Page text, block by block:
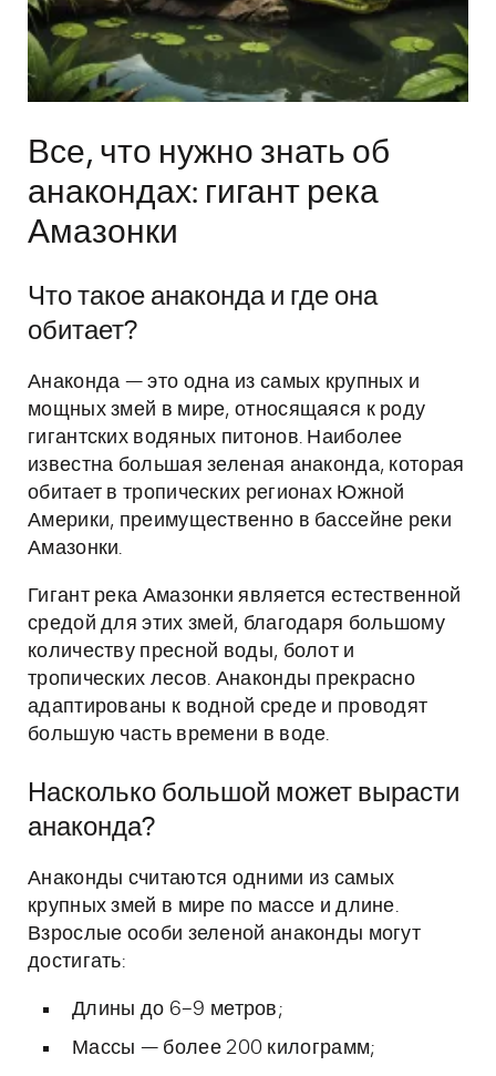
Все, что нужно знать об
анакондах: гигант река
Амазонки
Что такое анаконда и где она
обитает?
Анаконда — это одна из самых крупных и
мощных змей в мире, относящаяся к роду
гигантских водяных питонов. Наиболее
известна большая зеленая анаконда, которая
обитает в тропических регионах Южной
Америки, преимущественно в бассейне реки
Амазонки.
Гигант река Амазонки является естественной
средой для этих змей, благодаря большому
количеству пресной воды, болот и
тропических лесов. Анаконды прекрасно
адаптированы к водной среде и проводят
большую часть времени в воде.
Насколько большой может вырасти
анаконда?
Анаконды считаются одними из самых
крупных змей в мире по массе и длине.
Взрослые особи зеленой анаконды могут
достигать:
Длины до 6–9 метров;
Массы — более 200 килограмм;